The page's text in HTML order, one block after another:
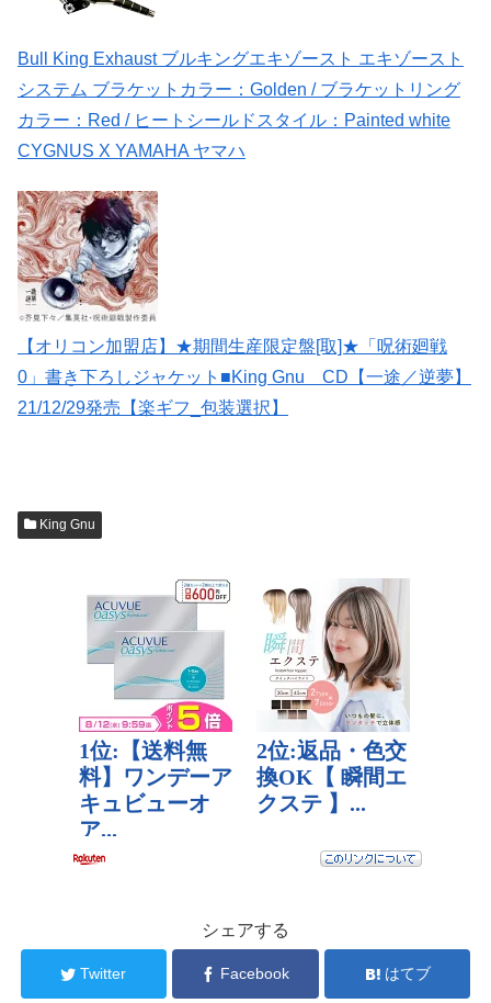
Bull King Exhaust ブルキングエキゾースト エキゾースト
システム ブラケットカラー：Golden / ブラケットリング
カラー：Red / ヒートシールドスタイル：Painted white
CYGNUS X YAMAHA ヤマハ
【オリコン加盟店】★期間生産限定盤[取]★「呪術廻戦
0」書き下ろしジャケット■King Gnu CD【一途／逆夢】
21/12/29発売【楽ギフ_包装選択】
King Gnu
シェアする
Twitter Facebook はてブ